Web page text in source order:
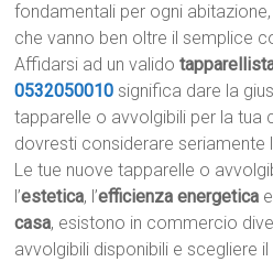
fondamentali per ogni
che vanno ben oltre il semplice
Affidarsi ad un valido
0532050010 significa dare la
tapparelle o avvolgibili per la tua
dovresti considerare seriamente
Le tue nuove tapparelle o
l’estetica, l’efficienza energetica
casa, esistono in commercio
avvolgibili disponibili e scegliere